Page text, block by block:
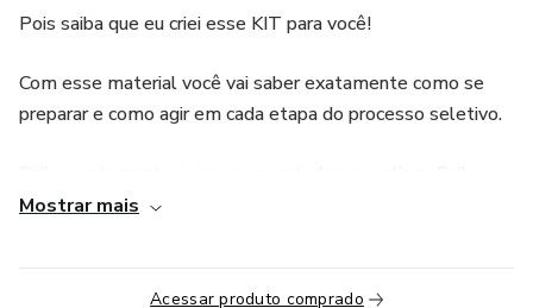
Pois saiba que eu criei esse KIT para você!
Com esse material você vai saber exatamente como se
preparar e como agir em cada etapa do processo seletivo.
que aprova e o que desaprova em um processo seletivo.
este método, através dele seja convidado para várias
entrevistas e turbine suas chances de ter um emprego
Mostrar mais
Acessar produto comprado